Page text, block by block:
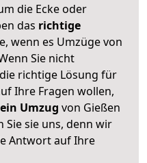
die Ecke oder
das richtige
wenn es Umzüge von
Sie nicht
richtige Lösung für
Ihre Fragen wollen,
Umzug von Gießen
Sie sie uns, denn wir
Antwort auf Ihre